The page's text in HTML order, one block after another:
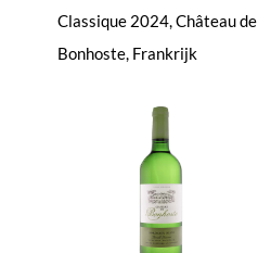
Classique 2024, Château de
Bonhoste, Frankrijk